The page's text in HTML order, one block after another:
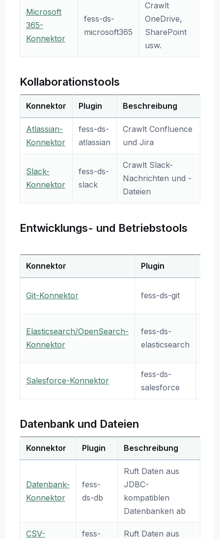
Microsoft
365-
Konnektor
fess-ds-
microsoft365
Crawlt
OneDrive,
SharePoint
usw.
Kollaborationstools
Konnektor Plugin Beschreibung
Atlassian-
Konnektor
fess-ds-
atlassian
Crawlt Confluence
und Jira
Slack-
Konnektor
fess-ds-
slack
Crawlt Slack-
Nachrichten und -
Dateien
Entwicklungs- und Betriebstools
Konnektor Plugin
Git-Konnektor fess-ds-git
Elasticsearch/OpenSearch-
Konnektor
fess-ds-
elasticsearch
Salesforce-Konnektor
fess-ds-
salesforce
Datenbank und Dateien
Konnektor Plugin Beschreibung
Datenbank-
Konnektor
fess-
ds-db
Ruft Daten aus
JDBC-
kompatiblen
Datenbanken ab
CSV- fess- Ruft Daten aus